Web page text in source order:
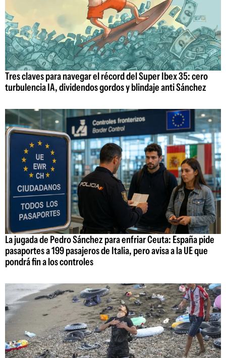
Tres claves para navegar el récord del Super Ibex 35: cero
turbulencia IA, dividendos gordos y blindaje anti Sánchez
La jugada de Pedro Sánchez para enfriar Ceuta: España pide
pasaportes a 199 pasajeros de Italia, pero avisa a la UE que
pondrá fin a los controles